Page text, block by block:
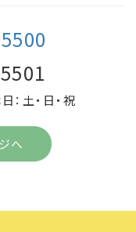
土・日・祝
へ